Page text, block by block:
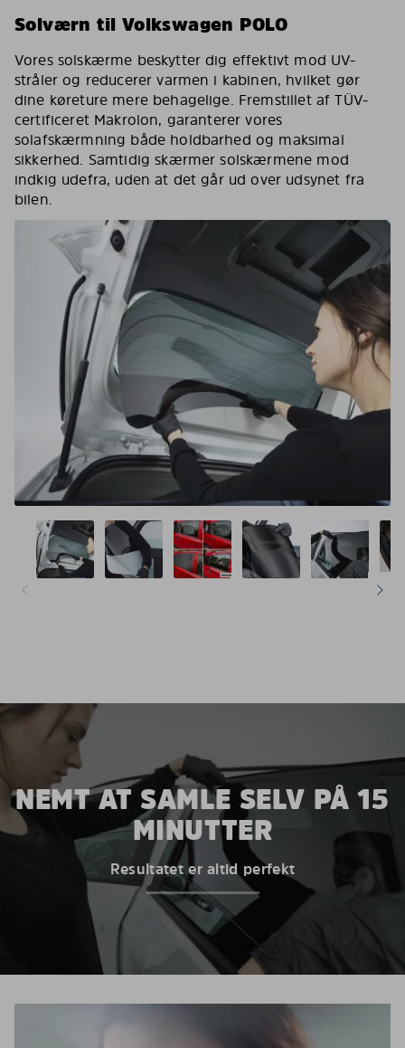
Solværn til Volkswagen POLO
Vores solskærme beskytter dig effektivt mod UV-
stråler og reducerer varmen i kabinen, hvilket gør
dine køreture mere behagelige. Fremstillet af TÜV-
certificeret Makrolon, garanterer vores
solafskærmning både holdbarhed og maksimal
sikkerhed. Samtidig skærmer solskærmene mod
indkig udefra, uden at det går ud over udsynet fra
bilen.
NEMT AT SAMLE SELV PÅ 15
MINUTTER
Resultatet er altid perfekt